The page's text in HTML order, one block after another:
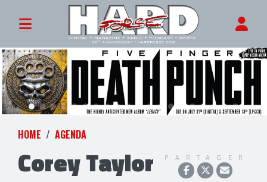
HOME AGENDA
Corey Taylor PARTAGER